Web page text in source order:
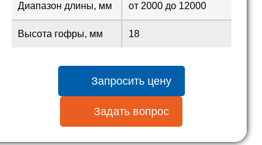
Диапазон длины, мм от 2000 до 12000
Высота гофры, мм 18
Запросить цену
Задать вопрос